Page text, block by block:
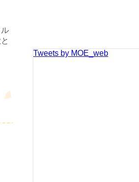
Tweets by MOE_web